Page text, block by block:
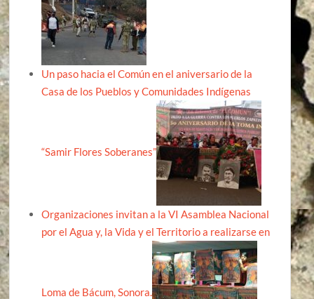
Un paso hacia el Común en el aniversario de la
Casa de los Pueblos y Comunidades Indígenas
“Samir Flores Soberanes”
Organizaciones invitan a la VI Asamblea Nacional
por el Agua y, la Vida y el Territorio a realizarse en
Loma de Bácum, Sonora.